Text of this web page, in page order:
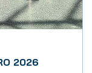
2026